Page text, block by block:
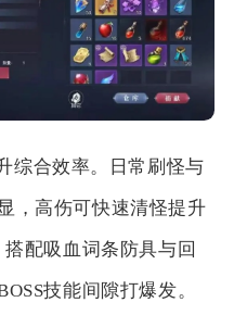
综合效率。日常刷怪与
，高伤可快速清怪提升
配吸血词条防具与回
技能间隙打爆发。